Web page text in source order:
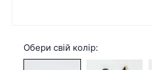
Обери свій колір: